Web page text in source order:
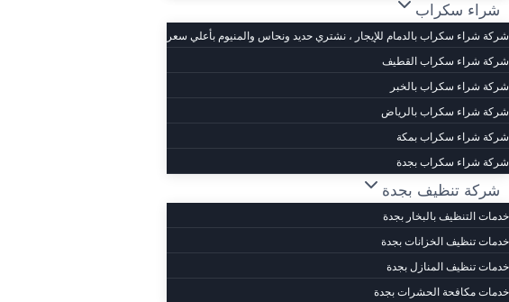
شراء سكراب
شركة شراء سكراب بالدمام للإيجار ، نشتري حديد ونحاس والمنيوم بأعلي سعر
شركة شراء سكراب القطيف
شركة شراء سكراب بالخبر
شركة شراء سكراب بالرياض
شركة شراء سكراب بمكة
شركة شراء سكراب بجدة
شركة تنظيف بجدة
خدمات التنظيف بالبخار بجدة
خدمات تنظيف الخزانات بجدة
خدمات تنظيف المنازل بجدة
خدمات مكافحة الحشرات بجدة